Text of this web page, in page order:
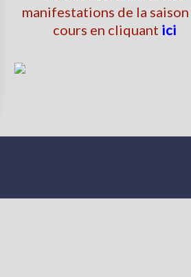
manifestations de la saison
cours en cliquant ici